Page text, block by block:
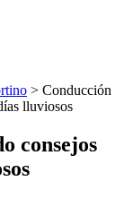
> Conducción
lluviosos
consejos